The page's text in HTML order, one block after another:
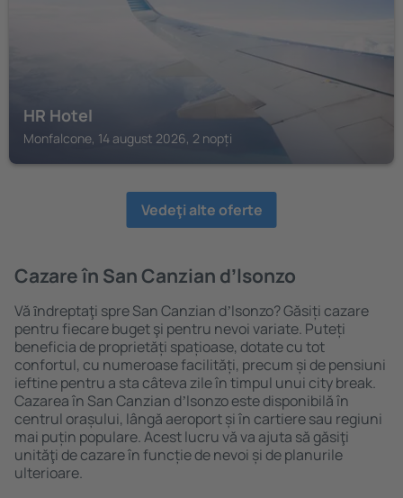
HR Hotel
Monfalcone, 14 august 2026, 2 nopți
Vedeţi alte oferte
Cazare în San Canzian dʼlsonzo
Vă ȋndreptaţi spre San Canzian dʼlsonzo? Găsiți cazare
pentru fiecare buget şi pentru nevoi variate. Puteți
beneficia de proprietăți spațioase, dotate cu tot
confortul, cu numeroase facilități, precum și de pensiuni
ieftine pentru a sta câteva zile în timpul unui city break.
Cazarea în San Canzian dʼlsonzo este disponibilă în
centrul orașului, lângă aeroport și în cartiere sau regiuni
mai puțin populare. Acest lucru vă va ajuta să găsiţi
unităţi de cazare în funcție de nevoi și de planurile
ulterioare.